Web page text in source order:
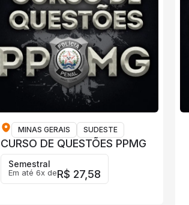
MINAS GERAIS SUDESTE
CURSO DE QUESTÕES PPMG
Semestral
Em até 6x deR$ 27,58